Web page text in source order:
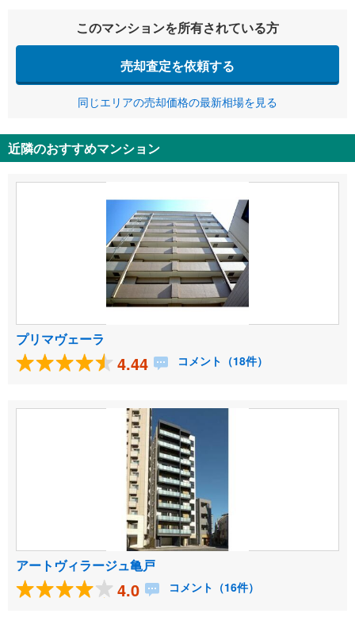
このマンションを所有されている方
売却査定を依頼する
同じエリアの売却価格の最新相場を見る
近隣のおすすめマンション
プリマヴェーラ
4.44 コメント（18件）
アートヴィラージュ亀戸
4.0 コメント（16件）